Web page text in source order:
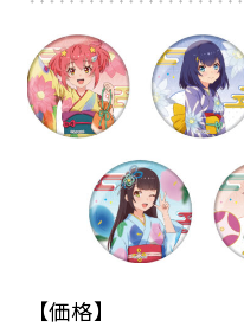
【価格】